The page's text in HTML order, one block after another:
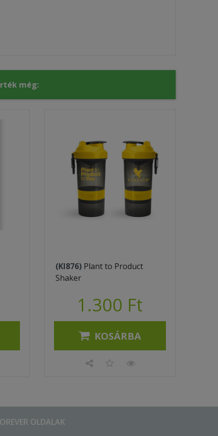
még:
(KI876) Plant to Product
Shaker
1.300 Ft
KOSÁRBA
OLDALAK